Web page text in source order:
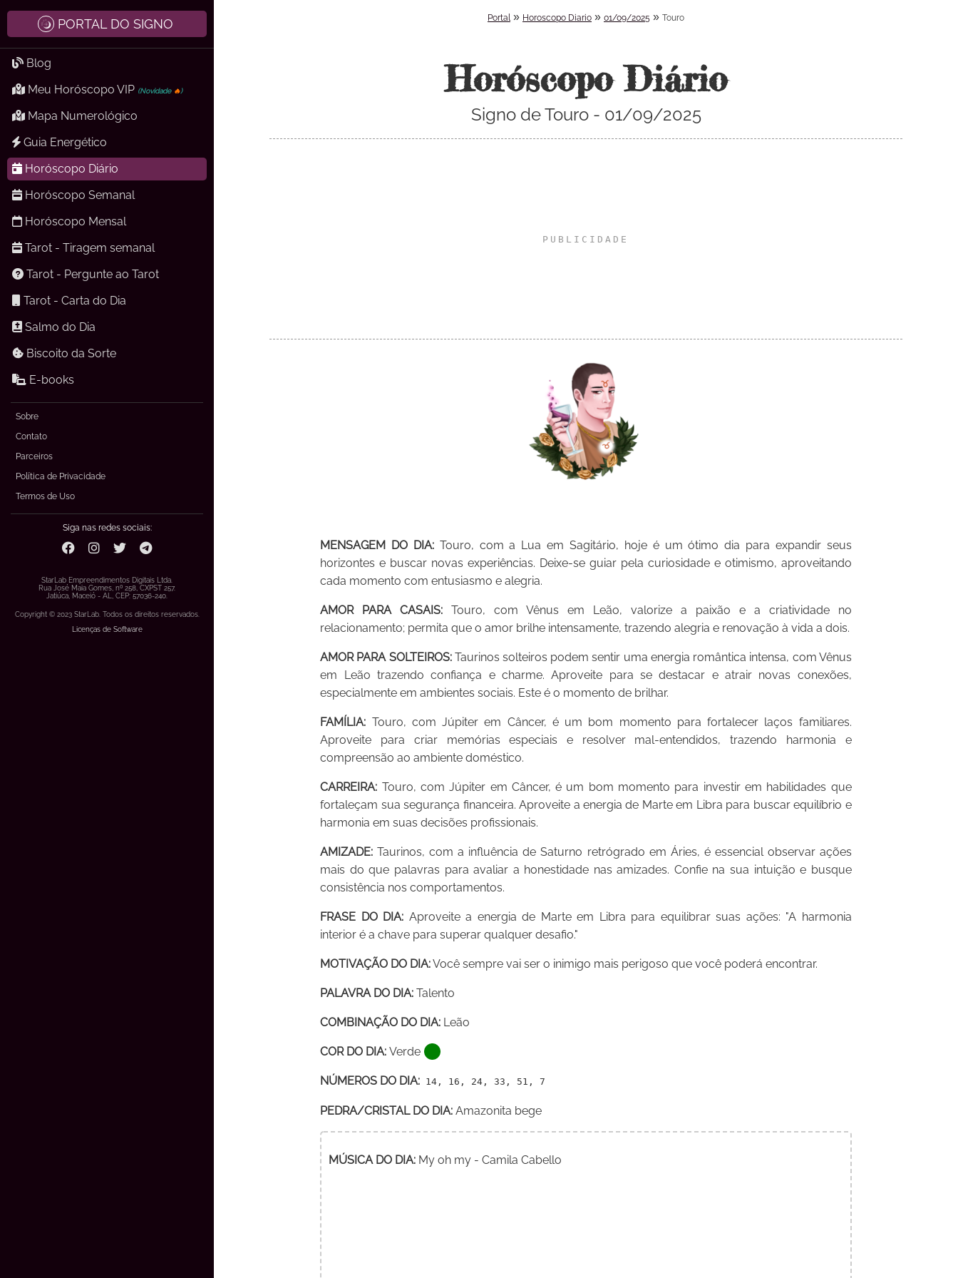
PORTAL DO SIGNO
Blog
Meu Horóscopo VIP (Novidade 🔥)
Mapa Numerológico
Guia Energético
Horóscopo Diário
Horóscopo Semanal
Horóscopo Mensal
Tarot - Tiragem semanal
Tarot - Pergunte ao Tarot
Tarot - Carta do Dia
Salmo do Dia
Biscoito da Sorte
E-books
Sobre
Contato
Parceiros
Política de Privacidade
Termos de Uso
Siga nas redes sociais:
StarLab Empreendimentos Digitais Ltda.
Rua José Maia Gomes, nº 258, CXPST 257.
Jatiúca, Maceió - AL, CEP: 57036-240.
Copyright © 2023 StarLab. Todos os direitos reservados.
Licenças de Software
Portal » Horoscopo Diario » 01/09/2025 » Touro
Horóscopo Diário
Signo de Touro - 01/09/2025
MENSAGEM DO DIA:Touro, com a Lua em Sagitário, hoje é um ótimo dia para expandir seus
horizontes e buscar novas experiências. Deixe-se guiar pela curiosidade e otimismo, aproveitando
cada momento com entusiasmo e alegria.
AMOR PARA CASAIS: Touro, com Vênus em Leão, valorize a paixão e a criatividade no
relacionamento; permita que o amor brilhe intensamente, trazendo alegria e renovação à vida a dois.
AMOR PARA SOLTEIROS:Taurinos solteiros podem sentir uma energia romântica intensa, com Vênus
em Leão trazendo confiança e charme. Aproveite para se destacar e atrair novas conexões,
especialmente em ambientes sociais. Este é o momento de brilhar.
FAMÍLIA: Touro, com Júpiter em Câncer, é um bom momento para fortalecer laços familiares.
Aproveite para criar memórias especiais e resolver mal-entendidos, trazendo harmonia e
compreensão ao ambiente doméstico.
CARREIRA: Touro, com Júpiter em Câncer, é um bom momento para investir em habilidades que
fortaleçam sua segurança financeira. Aproveite a energia de Marte em Libra para buscar equilíbrio e
harmonia em suas decisões profissionais.
AMIZADE: Taurinos, com a influência de Saturno retrógrado em Áries, é essencial observar ações
mais do que palavras para avaliar a honestidade nas amizades. Confie na sua intuição e busque
consistência nos comportamentos.
FRASE DO DIA: Aproveite a energia de Marte em Libra para equilibrar suas ações: "A harmonia
interior é a chave para superar qualquer desafio."
MOTIVAÇÃO DO DIA:Você sempre vai ser o inimigo mais perigoso que você poderá encontrar.
PALAVRA DO DIA: Talento
COMBINAÇÃO DO DIA: Leão
COR DO DIA: Verde
NÚMEROS DO DIA: 14, 16, 24, 33, 51, 7
PEDRA/CRISTAL DO DIA: Amazonita bege
MÚSICA DO DIA: My oh my - Camila Cabello